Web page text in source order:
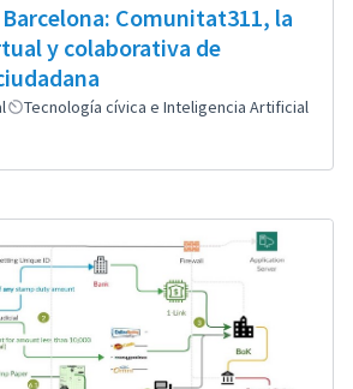
Comunitat311, la
y colaborativa de
Tecnología cívica e Inteligencia Artificial